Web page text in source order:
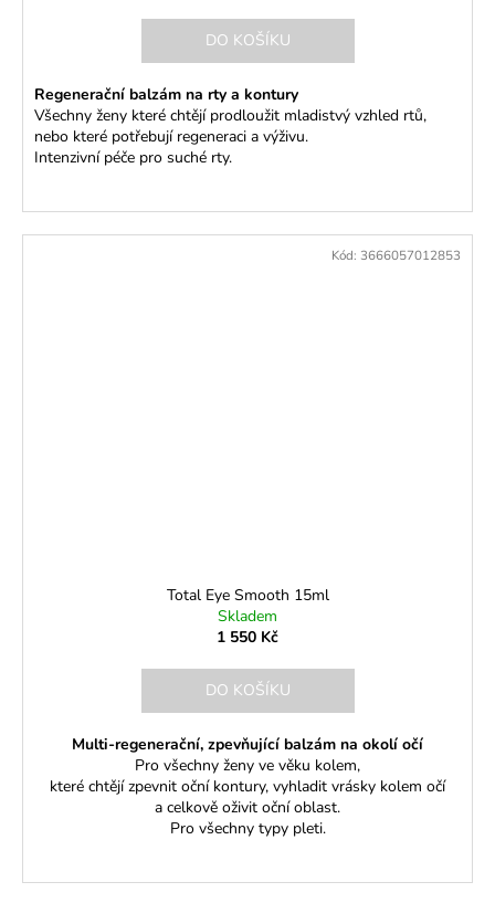
DO KOŠÍKU
Regenerační balzám na rty a kontury
Všechny ženy které chtějí prodloužit mladistvý vzhled rtů,
nebo které potřebují regeneraci a výživu.
Intenzivní péče pro suché rty.
Total Eye Smooth 15ml
Skladem
1 550 Kč
DO KOŠÍKU
Multi-regenerační, zpevňující balzám na okolí očí
Pro všechny ženy ve věku kolem,
které chtějí zpevnit oční kontury, vyhladit vrásky kolem očí
a celkově oživit oční oblast.
Pro všechny typy pleti.
Kód: 3666057012853